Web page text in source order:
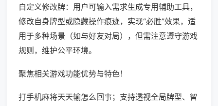
自定义修改牌：用户可输入需求生成专用辅助工具，
修改自身牌型或隐藏操作痕迹，实现“必胜”效果，适
用于多种场景（如与好友对局），但需注意遵守游戏
规则，维护公平环境。
聚焦相关游戏功能优势与特色！
打手机麻将天天输怎么回事；支持透视全局牌型、智